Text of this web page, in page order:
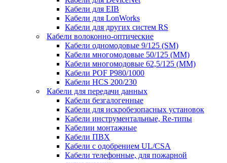
Кабели для EIB
Кабели для LonWorks
Кабели для других систем RS
Кабели волоконно-оптические
Кабели одномодовые 9/125 (SM)
Кабели многомодовые 50/125 (ММ)
Кабели многомодовые 62,5/125 (ММ)
Кабели POF P980/1000
Кабели HCS 200/230
Кабели для передачи данных
Кабели безгалогенные
Кабели для искробезопасных установок
Кабели инструментальные, Re-типы
Кабелии монтажные
Кабели ПВХ
Кабели с одобрением UL/CSA
Кабели телефонные, для пожарной